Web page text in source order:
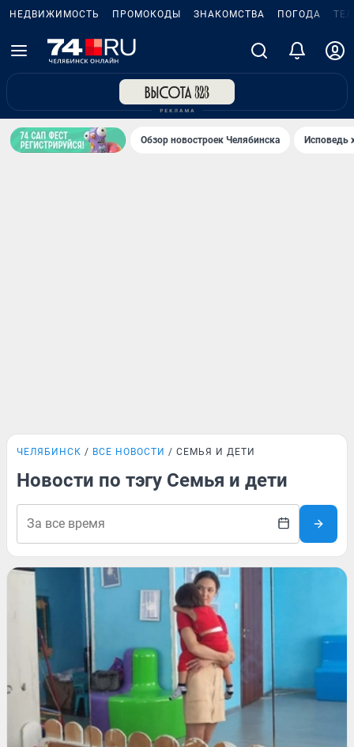
НЕДВИЖИМОСТЬ ПРОМОКОДЫ ЗНАКОМСТВА ПОГОДА
Обзор новостроек Челябинска Исповедь
ЧЕЛЯБИНСК ВСЕ НОВОСТИ СЕМЬЯ И ДЕТИ
Новости по тэгу Семья и дети